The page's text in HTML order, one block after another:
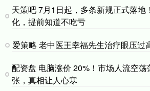
天策吧 7月1日起，多条新规正式落地
化，提前知道不吃亏
爱策略 老中医王幸福先生治疗眼压过
配资盘 电脑涨价 20%！市场人流空
张，真相让人心寒